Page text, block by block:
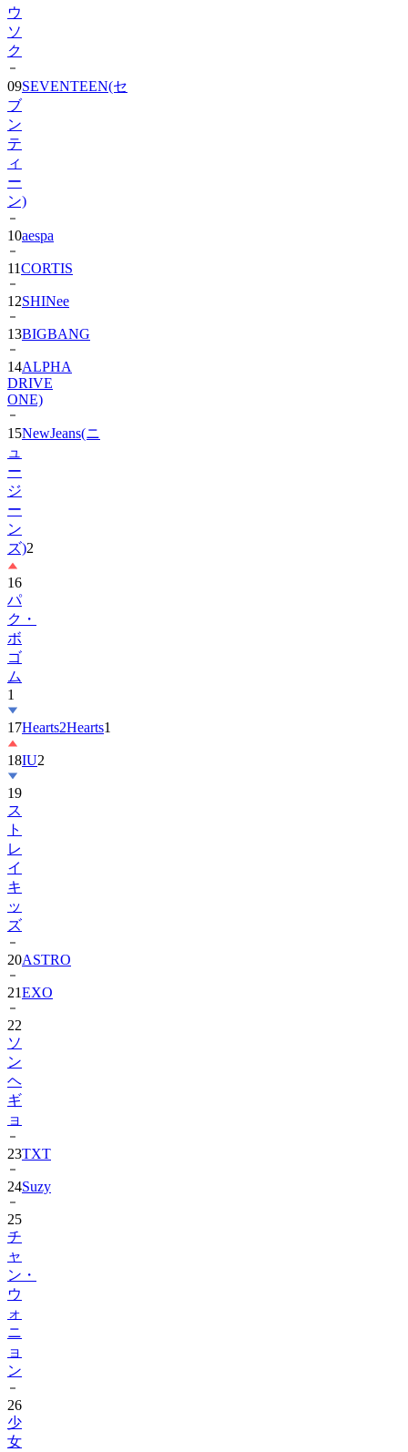
ウ
ソ
ク
09SEVENTEEN(セ
ブ
ン
テ
ィ
ー
ン)
10aespa
11CORTIS
12SHINee
13BIGBANG
14ALPHA
DRIVE
ONE)
15NewJeans(ニ
ュ
ー
ジ
ー
ン
ズ)2
16
パ
ク・
ボ
ゴ
ム
1
17Hearts2Hearts1
18IU2
19
ス
ト
レ
イ
キ
ッ
ズ
20ASTRO
21EXO
22
ソ
ン
ヘ
ギ
ョ
23TXT
24Suzy
25
チ
ャ
ン・
ウ
ォ
ニ
ョ
ン
26
少
女